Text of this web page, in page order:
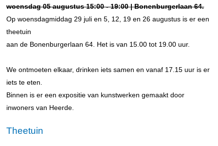
woensdag 05 augustus 15:00 - 19:00 | Bonenburgerlaan 64.
Op woensdagmiddag 29 juli en 5, 12, 19 en 26 augustus is er een
theetuin
aan de Bonenburgerlaan 64. Het is van 15.00 tot 19.00 uur.
We ontmoeten elkaar, drinken iets samen en vanaf 17.15 uur is er
iets te eten.
Binnen is er een expositie van kunstwerken gemaakt door
inwoners van Heerde.
Theetuin